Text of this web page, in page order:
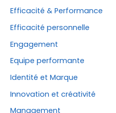
Efficacité & Performance
Efficacité personnelle
Engagement
Equipe performante
Identité et Marque
Innovation et créativité
Management